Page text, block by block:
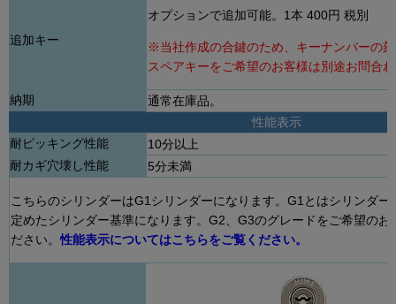
追加キー
オプションで追加可能。1本 400円 税別
※当社作成の合鍵のため、キーナンバーの
スペアキーをご希望のお客様は別途お問合
納期
通常在庫品。
性能表示
耐ピッキング性能
10分以上
耐カギ穴壊し性能
5分未満
こちらのシリンダーはG1シリンダーになります。G1とはシリンダ
定めたシリンダー基準になります。G2、G3のグレードをご希望の
ださい。性能表示についてはこちらをご覧ください。